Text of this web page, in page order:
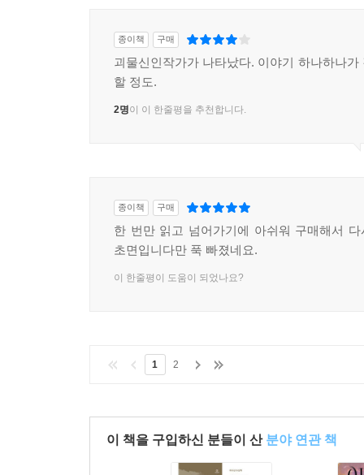
종이책 구매
괴물신인작가가 나타났다. 이야기 하나하나가
할 정도.
2명이 이 한줄평을 추천합니다.
종이책 구매
한 번만 읽고 넘어가기에 아쉬워 구매해서
초면입니다만 푹 빠졌네요.
이 한줄평이 도움이 되었나요?
1 2
이 책을 구입하신 분들이 산 분야 연관 책